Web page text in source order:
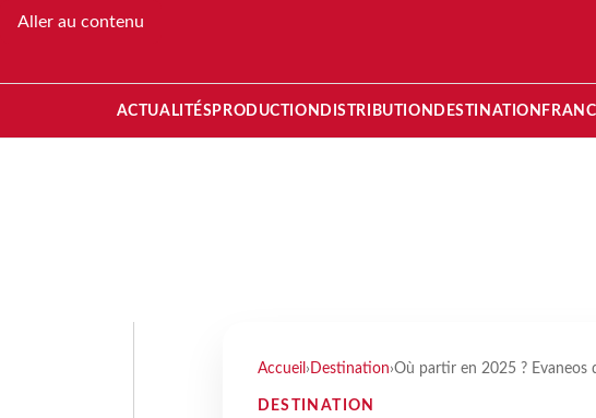
Aller au contenu
ACTUALITÉS PRODUCTION DISTRIBUTION DESTINATION
Accueil › Destination›Où partir en 2025 ? Evaneos
DESTINATION